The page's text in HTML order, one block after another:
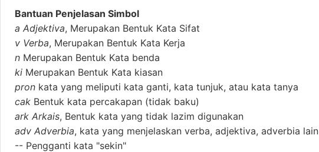
Bantuan Penjelasan Simbol
a Adjektiva, Merupakan Bentuk Kata Sifat
v Verba, Merupakan Bentuk Kata Kerja
n Merupakan Bentuk Kata benda
ki Merupakan Bentuk Kata kiasan
pron kata yang meliputi kata ganti, kata tunjuk, atau kata tanya
cak Bentuk kata percakapan (tidak baku)
ark Arkais, Bentuk kata yang tidak lazim digunakan
adv Adverbia, kata yang menjelaskan verba, adjektiva, adverbia lain
-- Pengganti kata "sekin"